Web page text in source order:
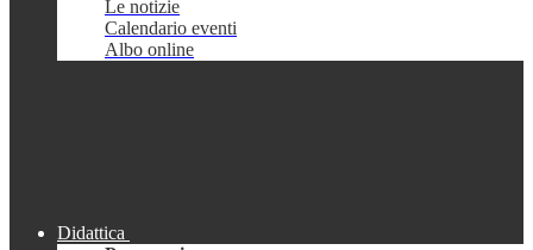
Le notizie
Calendario eventi
Albo online
Didattica